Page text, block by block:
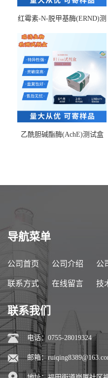
红霉素-N-脱甲基酶(ERND)测
乙酰胆碱酯酶(AchE)测试盒
导航菜单
公司首页 公司介绍 公
联系方式 在线留言 技
联系我们
电话：0755-28019324
邮箱：